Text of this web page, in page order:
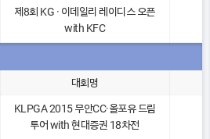
제8회 KG · 이데일리 레이디스 오픈
with KFC
대회명
KLPGA 2015 무안CC·올포유 드림
투어 with 현대증권 18차전